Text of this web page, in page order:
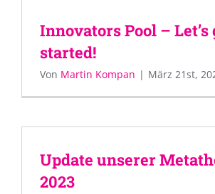
Innovators Pool – Let’s
started!
Von Martin Kompan | März 21st,
Update unserer
2023